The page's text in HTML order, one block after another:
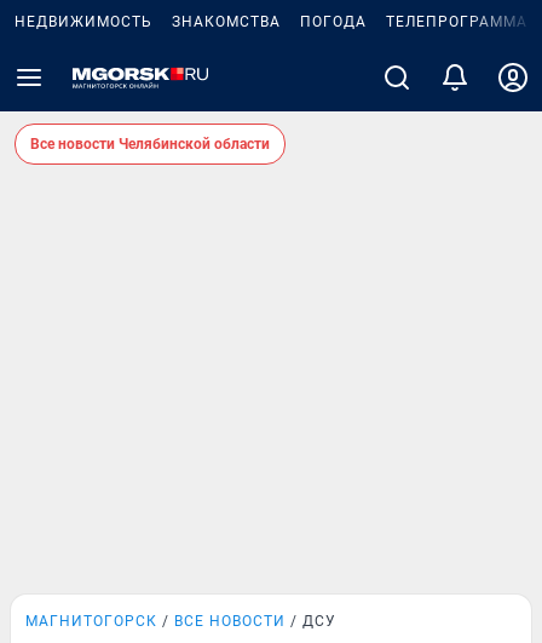
НЕДВИЖИМОСТЬ ЗНАКОМСТВА ПОГОДА ТЕЛЕПРОГРАММА
Все новости Челябинской области
МАГНИТОГОРСК ВСЕ НОВОСТИ ДСУ